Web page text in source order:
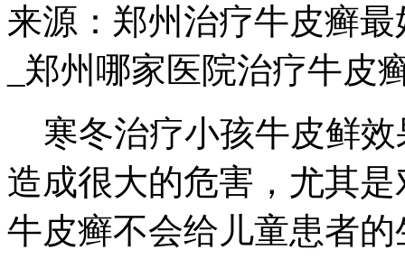
来源：郑州治疗牛皮癣
_郑州哪家医院治疗牛皮
寒冬治疗小孩牛皮鲜效
造成很大的危害，尤其
牛皮癣不会给儿童患者